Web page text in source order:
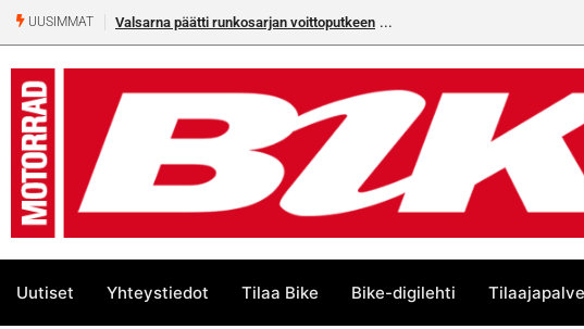
UUSIMMAT Valsarna päätti runkosarjan voittoputkeen
Uutiset Yhteystiedot Tilaa Bike Bike-digilehti